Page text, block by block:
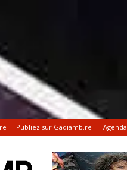
Publiez sur Gadiamb.re Agenda